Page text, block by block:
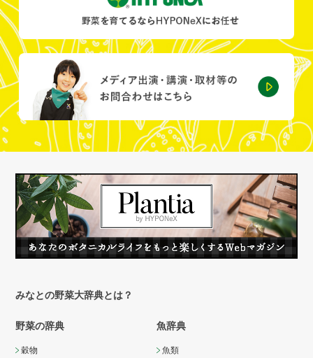
みなとの野菜大辞典とは？
野菜の辞典
穀物
魚辞典
魚類